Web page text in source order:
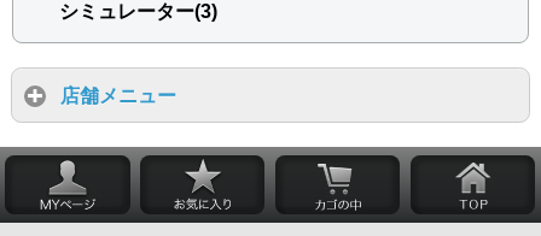
シミュレーター(3)
店舗メニュー